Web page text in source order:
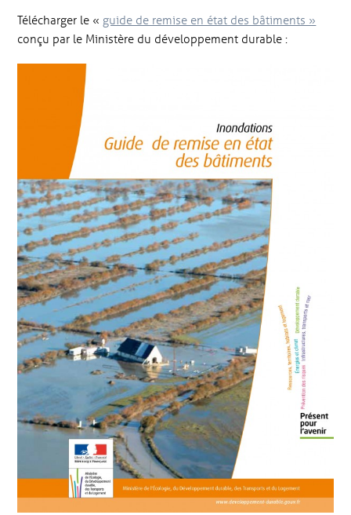
Télécharger le « guide de remise en état des bâtiments »
conçu par le Ministère du développement durable :